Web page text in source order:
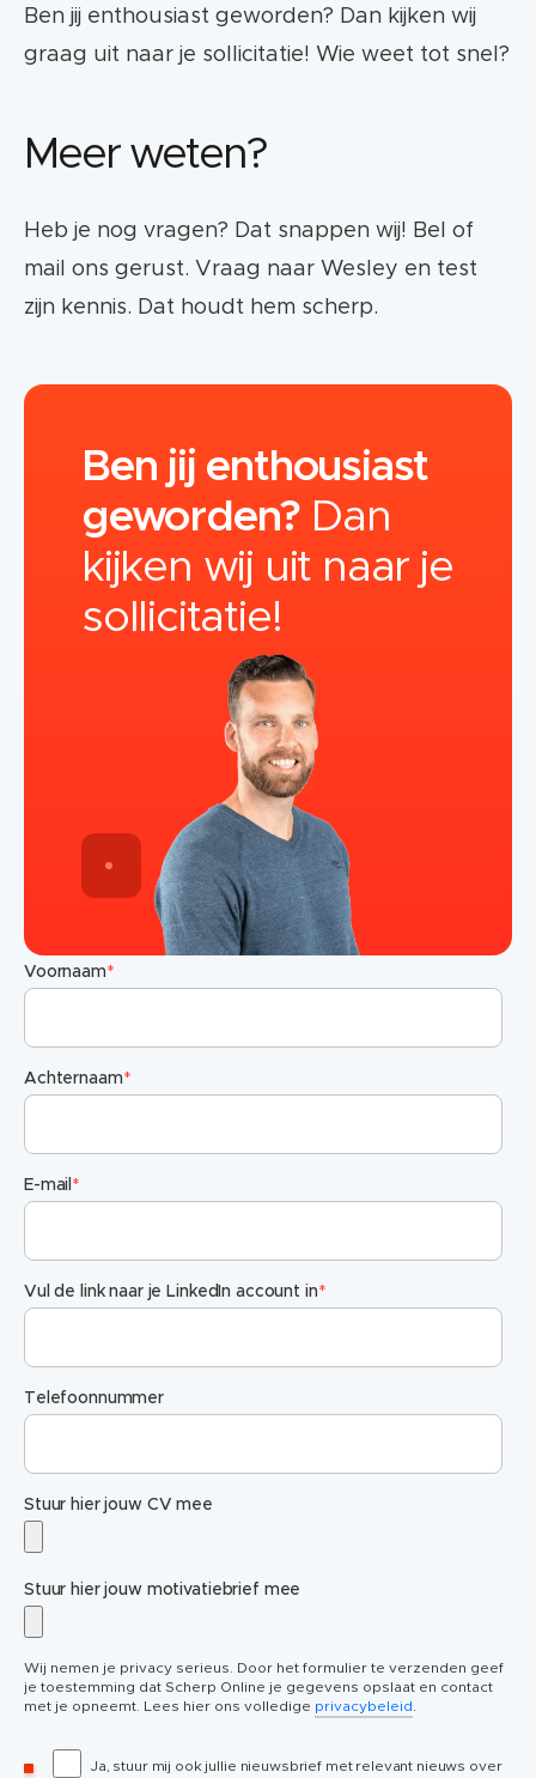
Ben jij enthousiast geworden? Dan kijken wij
graag uit naar je sollicitatie! Wie weet tot snel?
Meer weten?
Heb je nog vragen? Dat snappen wij! Bel of
mail ons gerust. Vraag naar Wesley en test
zijn kennis. Dat houdt hem scherp.
Ben jij enthousiast
geworden? Dan
kijken wij uit naar je
sollicitatie!
Voornaam*
Achternaam*
E-mail *
Vul de link naar je LinkedIn account in*
Telefoonnummer
Stuur hier jouw CV mee
Stuur hier jouw motivatiebrief mee
Wij nemen je privacy serieus. Door het formulier te verzenden geef
je toestemming dat Scherp Online je gegevens opslaat en contact
met je opneemt. Lees hier ons volledige privacybeleid
Ja, stuur mij ook jullie nieuwsbrief met relevant nieuws over